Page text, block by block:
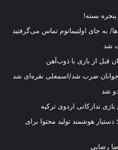
بسته!
به جای اولتیماتوم تماس می‌گرفتید
شد
قبل از بازی با ذوب‌آهن
ضرب شد/اسمعلی نقره‌ای شد
شد
تدارکاتی اردوی ترکیه
هوشمند تولید محتوا برای
رضایی